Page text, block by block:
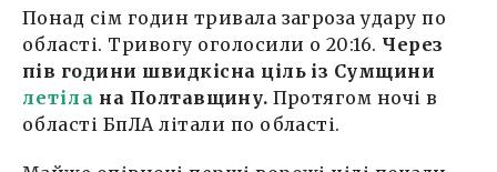
Понад сім годин тривала загроза удару по
області. Тривогу оголосили о 20:16. Через
пів години швидкісна ціль із Сумщини
летіла на Полтавщину.Протягом ночі в
області БпЛА літали по області.